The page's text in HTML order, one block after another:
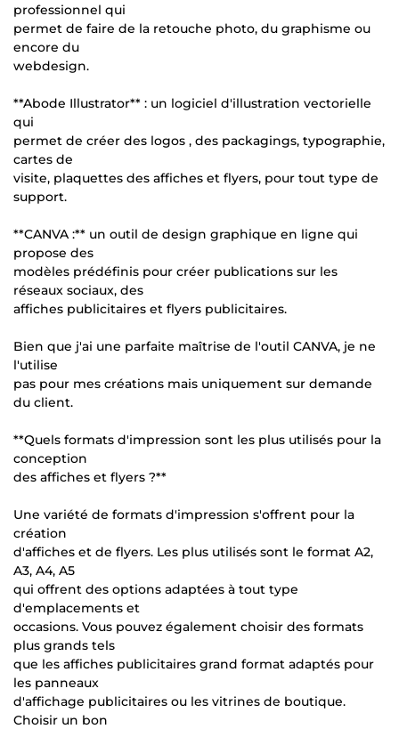
professionnel qui
permet de faire de la retouche photo, du graphisme ou
encore du
webdesign.
**Abode Illustrator** : un logiciel d'illustration vectorielle
qui
permet de créer des logos , des packagings, typographie,
cartes de
visite, plaquettes des affiches et flyers, pour tout type de
support.
**CANVA :** un outil de design graphique en ligne qui
propose des
modèles prédéfinis pour créer publications sur les
réseaux sociaux, des
affiches publicitaires et flyers publicitaires.
Bien que j'ai une parfaite maîtrise de l'outil CANVA, je ne
l'utilise
pas pour mes créations mais uniquement sur demande
du client.
**Quels formats d'impression sont les plus utilisés pour la
conception
des affiches et flyers ?**
Une variété de formats d'impression s'offrent pour la
création
d'affiches et de flyers. Les plus utilisés sont le format A2,
A3, A4, A5
qui offrent des options adaptées à tout type
d'emplacements et
occasions. Vous pouvez également choisir des formats
plus grands tels
que les affiches publicitaires grand format adaptés pour
les panneaux
d'affichage publicitaires ou les vitrines de boutique.
Choisir un bon